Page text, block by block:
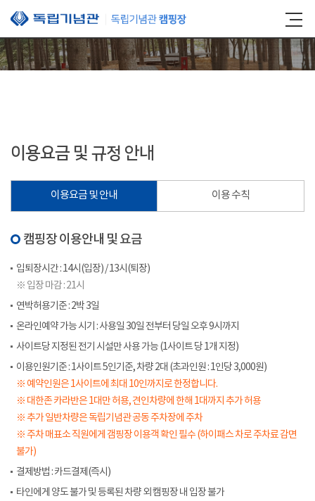
본문 바로가기
이용요금 및 규정 안내
이용요금 및 안내 이용 수칙
캠핑장 이용안내 및 요금
입퇴장시간 : 14시(입장) / 13시(퇴장)
※ 입장 마감 : 21시
연박허용기준 : 2박 3일
온라인예약 가능 시기 : 사용일 30일 전부터 당일 오후 9시까지
사이트당 지정된 전기 시설만 사용 가능 (1사이트 당 1개 지정)
이용인원기준 : 1사이트 5인기준, 차량 2대 (초과인원 : 1인당 3,000원)
※ 예약인원은 1사이트에 최대 10인까지로 한정합니다.
※ 대한존 카라반은 1대만 허용, 견인차량에 한해 1대까지 추가 허용
※ 추가 일반차량은 독립기념관 공동 주차장에 주차
※ 주차 매표소 직원에게 갬핑장 이용객 확인 필수 (하이패스 차로 주차료 감면
불가)
결제방법 : 카드결제(즉시)
타인에게 양도 불가 및 등록된 차량 외 캠핑장 내 입장 불가